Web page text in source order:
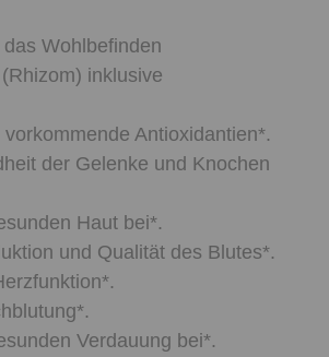
Wohlbefinden
inklusive
Antioxidantien*.
der Gelenke und Knochen
Haut bei*.
und Qualität des Blutes*.
Verdauung bei*.